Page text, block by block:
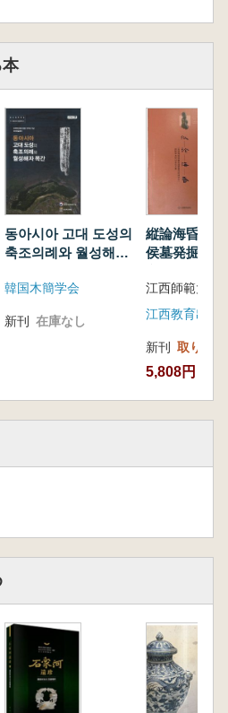
——突骑施
——罽宾
——李诞
鸠摩罗什
京袄寺源波斯——西亚篇
동아시아 고대 도성의
축조의례와 월성해자
都城の築造儀礼と月
韓国木簡学会
新刊 在庫なし
縦論海昏 南
侯墓発掘曁
会論文集
江西教育出版
新刊 取り寄せ
5,808円